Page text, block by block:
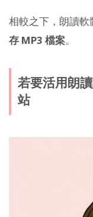
相較之下，朗讀
存 MP3 檔案。
若要活用朗
站